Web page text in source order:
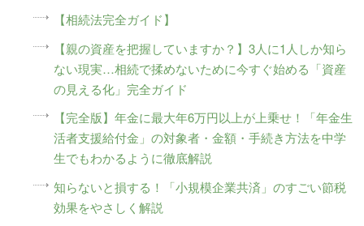
【相続法完全ガイド】
【親の資産を把握していますか？】3人に1人しか知ら
ない現実…相続で揉めないために今すぐ始める「資産
の見える化」完全ガイド
【完全版】年金に最大年6万円以上が上乗せ！「年金生
活者支援給付金」の対象者・金額・手続き方法を中学
生でもわかるように徹底解説
知らないと損する！「小規模企業共済」のすごい節税
効果をやさしく解説